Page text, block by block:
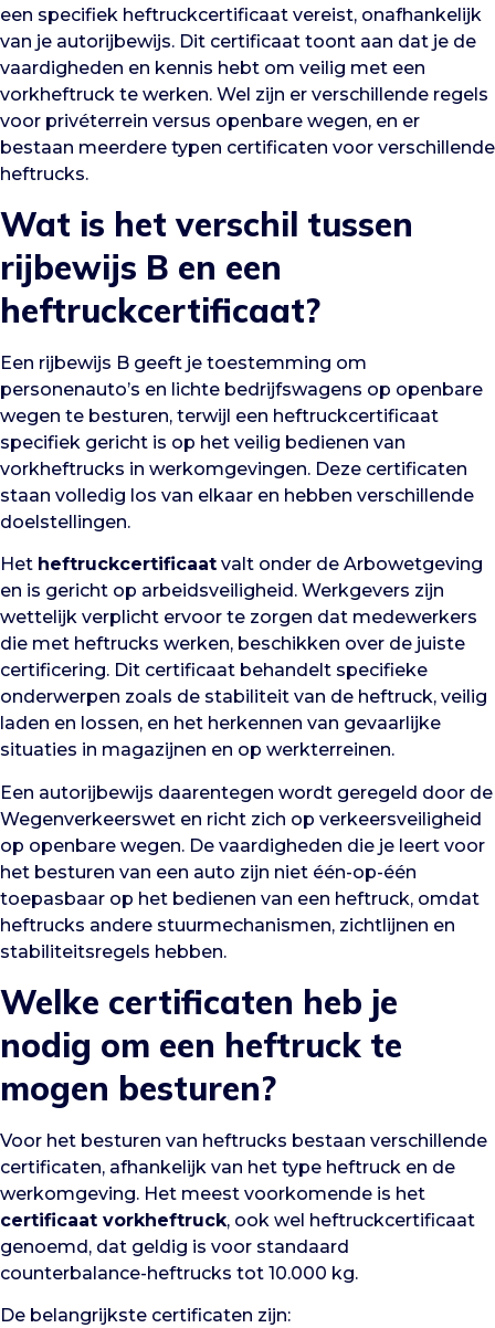
een specifiek heftruckcertificaat vereist, onafhankelijk
van je autorijbewijs. Dit certificaat toont aan dat je de
vaardigheden en kennis hebt om veilig met een
vorkheftruck te werken. Wel zijn er verschillende regels
voor privéterrein versus openbare wegen, en er
bestaan meerdere typen certificaten voor verschillende
heftrucks.
Wat is het verschil tussen
rijbewijs B en een
heftruckcertificaat?
Een rijbewijs B geeft je toestemming om
personenauto’s en lichte bedrijfswagens op openbare
wegen te besturen, terwijl een heftruckcertificaat
specifiek gericht is op het veilig bedienen van
vorkheftrucks in werkomgevingen. Deze certificaten
staan volledig los van elkaar en hebben verschillende
doelstellingen.
Het heftruckcertificaat valt onder de Arbowetgeving
en is gericht op arbeidsveiligheid. Werkgevers zijn
wettelijk verplicht ervoor te zorgen dat medewerkers
die met heftrucks werken, beschikken over de juiste
certificering. Dit certificaat behandelt specifieke
onderwerpen zoals de stabiliteit van de heftruck, veilig
laden en lossen, en het herkennen van gevaarlijke
situaties in magazijnen en op werkterreinen.
Een autorijbewijs daarentegen wordt geregeld door de
Wegenverkeerswet en richt zich op verkeersveiligheid
op openbare wegen. De vaardigheden die je leert voor
het besturen van een auto zijn niet één-op-één
toepasbaar op het bedienen van een heftruck, omdat
heftrucks andere stuurmechanismen, zichtlijnen en
stabiliteitsregels hebben.
Welke certificaten heb je
nodig om een heftruck te
mogen besturen?
Voor het besturen van heftrucks bestaan verschillende
certificaten, afhankelijk van het type heftruck en de
werkomgeving. Het meest voorkomende is het
certificaat vorkheftruck, ook wel heftruckcertificaat
genoemd, dat geldig is voor standaard
counterbalance-heftrucks tot 10.000 kg.
De belangrijkste certificaten zijn: